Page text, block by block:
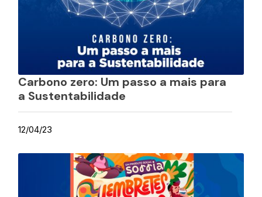
Carbono zero: Um passo a mais para
a Sustentabilidade
12/04/23